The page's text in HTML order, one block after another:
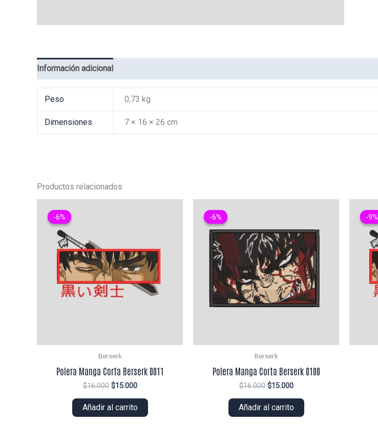
Información adicional
Peso 0,73 kg
Dimensiones 7 × 16 × 26 cm
Productos relacionados
-6%
-6%
Berserk
Polera Manga Corta Berserk 0011
$16.000 El
original
era:
$15.000El
actual
es:
Añadir al carrito
-6%
-6%
Berserk
Polera Manga Corta Berserk 0100
$16.000 El
original
era:
$15.000El
actual
es:
Añadir al carrito
-9%
-9%